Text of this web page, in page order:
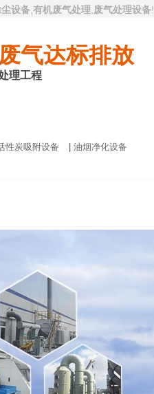
尘设备 有机废气处理 废气处理设备!
气达标排放
理工程
性炭吸附设备 油烟净化设备